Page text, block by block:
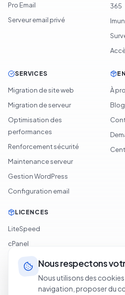
Pro Email
Serveur email privé
365
SERVICES
Migration de site web
Migration de serveur
Optimisation des
performances
Renforcement sécurité
Maintenance serveur
Gestion WordPress
Configuration email
LICENCES
LiteSpeed
cPanel
JetBackup
À
Blog
Nous respectons
Nous utilisons des
navigation, proposer du